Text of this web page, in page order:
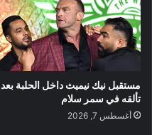
مستقبل نيك نيميث داخل الحلبة بعد
تألقه في سمر سلام
أغسطس 7, 2026